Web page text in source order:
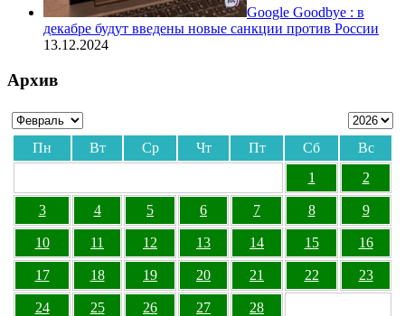
Google Goodbye : в
декабре будут введены новые санкции против России
13.12.2024
Архив
Пн Вт Ср Чт Пт Сб
Вс
1
2
3 4 5 6 7 8 9
10 11 12 13 14 15 16
17 18 19 20 21 22 23
24 25 26 27 28